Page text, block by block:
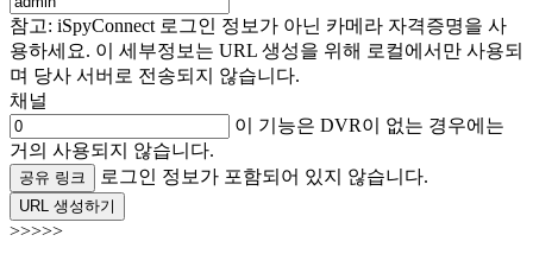
참고: iSpyConnect 로그인 정보가 아닌 카메라 자격증명을 사
용하세요. 이 세부정보는 URL 생성을 위해 로컬에서만 사용되
며 당사 서버로 전송되지 않습니다.
채널
이 기능은 DVR이 없는 경우에는
거의 사용되지 않습니다.
공유 링크 로그인 정보가 포함되어 있지 않습니다.
URL 생성하기
>>>>>